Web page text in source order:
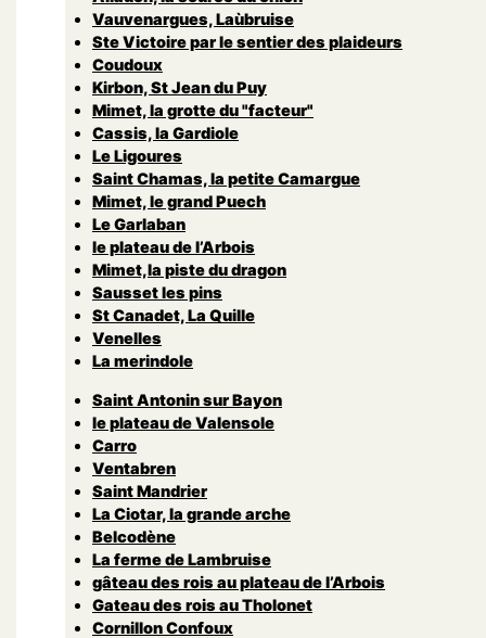
Vauvenargues, Laùbruise
Ste Victoire par le sentier des plaideurs
Coudoux
Kirbon, St Jean du Puy
Mimet, la grotte du "facteur"
Cassis, la Gardiole
Le Ligoures
Saint Chamas, la petite Camargue
Mimet, le grand Puech
Le Garlaban
le plateau de l’Arbois
Mimet,la piste du dragon
Sausset les pins
St Canadet, La Quille
Venelles
La merindole
Saint Antonin sur Bayon
le plateau de Valensole
Carro
Ventabren
Saint Mandrier
La Ciotar, la grande arche
Belcodène
La ferme de Lambruise
gâteau des rois au plateau de l’Arbois
Gateau des rois au Tholonet
Cornillon Confoux